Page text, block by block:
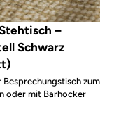
–
Schwarz
Besprechungstisch zum
oder mit Barhocker